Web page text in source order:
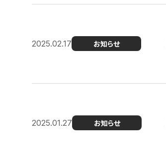
2025.02.17 お知らせ
2025.01.27 お知らせ